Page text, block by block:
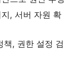
, 서버 자원 확
책, 권한 설정 검